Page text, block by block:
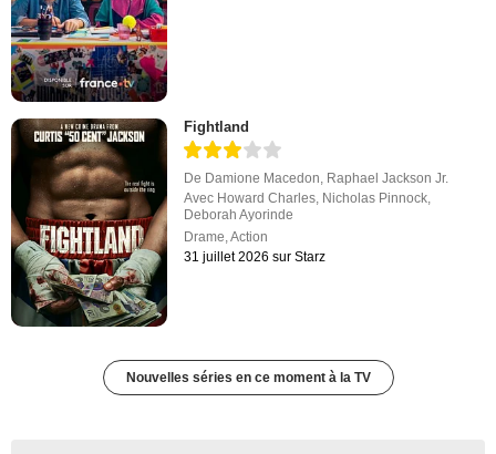
Fightland
De Damione Macedon, Raphael Jackson Jr.
Avec Howard Charles, Nicholas Pinnock,
Deborah Ayorinde
Drame,Action
31 juillet 2026 sur Starz
Nouvelles séries en ce moment à la TV